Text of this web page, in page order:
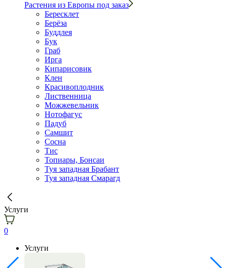
Растения из Европы под заказ
Бересклет
Берёза
Буддлея
Бук
Граб
Ирга
Кипарисовик
Клен
Красивоплодник
Лиственница
Можжевельник
Нотофагус
Падуб
Самшит
Сосна
Тис
Топиары, Бонсаи
Туя западная Брабант
Туя западная Смарагд
Услуги
0
Услуги